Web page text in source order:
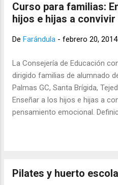
Curso para familias:
hijos e hijas a convivir
De Farándula - febrero 20, 2014
La Consejería de Educación
dirigido familias de alumnado
Palmas GC, Santa Brígida,
Enseñar a los hijos e hijas a
pensamiento emocional.
de nuestros hijos. Medios de
de marzo Fin: 3 de junio
Pilates y huerto